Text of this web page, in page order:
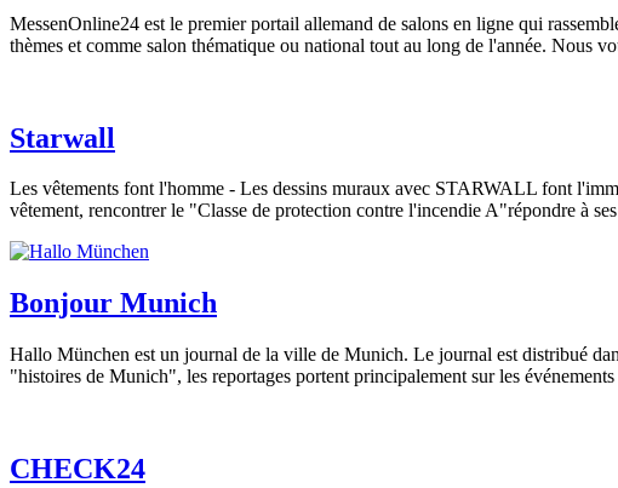
MessenOnline24 est le premier portail allemand de salons en ligne qui
thèmes et comme salon thématique ou national tout au long de l'année. Nous
Starwall
Les vêtements font l'homme - Les dessins muraux avec STARWALL font
vêtement, rencontrer le "Classe de protection contre l'incendie A"répondre à
Bonjour Munich
Hallo München est un journal de la ville de Munich. Le journal est distribué
"histoires de Munich", les reportages portent principalement sur les événements
CHECK24